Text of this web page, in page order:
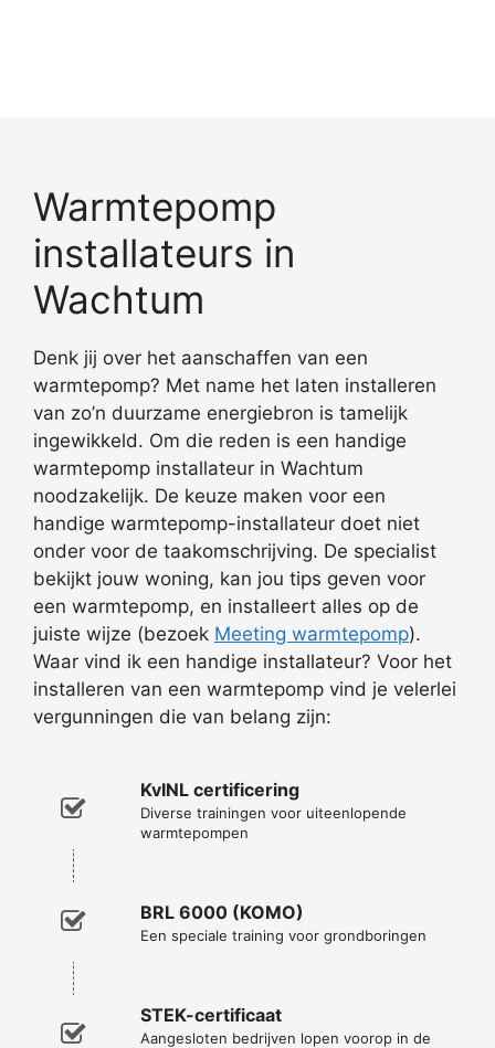
Warmtepomp
installateurs in
Wachtum
Denk jij over het aanschaffen van een
warmtepomp? Met name het laten installeren
van zo’n duurzame energiebron is tamelijk
ingewikkeld. Om die reden is een handige
warmtepomp installateur in Wachtum
noodzakelijk. De keuze maken voor een
handige warmtepomp-installateur doet niet
onder voor de taakomschrijving. De specialist
bekijkt jouw woning, kan jou tips geven voor
een warmtepomp, en installeert alles op de
juiste wijze (bezoek Meeting warmtepomp).
Waar vind ik een handige installateur? Voor het
installeren van een warmtepomp vind je velerlei
vergunningen die van belang zijn:
KvINL certificering
Diverse trainingen voor uiteenlopende
warmtepompen
BRL 6000 (KOMO)
Een speciale training voor grondboringen
STEK-certificaat
Aangesloten bedrijven lopen voorop in de